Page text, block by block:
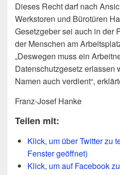
Dieses Recht darf nach
Werkstoren und Bürotüren
Gesetzgeber sei auch in der
der Menschen am
„Deswegen muss ein
Datenschutzgesetz erlassen
Namen auch verdient“,
Franz-Josef Hanke
Teilen mit:
Klick, um über Twitter zu
Fenster geöffnet)
Klick, um auf Facebook